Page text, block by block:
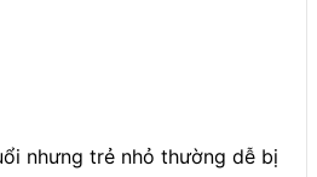
nhưng trẻ nhỏ thường dễ bị